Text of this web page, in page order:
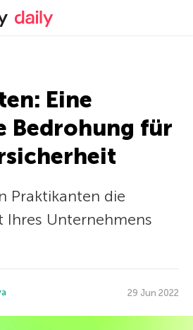
Offizieller Blog von Kaspersky
Eine
Bedrohung für
Praktikanten die
Ihres Unternehmens
29 Jun 2022